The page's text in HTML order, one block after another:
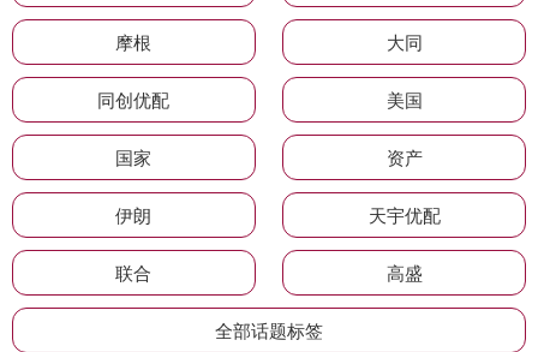
摩根 大同
同创优配 美国
国家 资产
伊朗 天宇优配
联合 高盛
全部话题标签